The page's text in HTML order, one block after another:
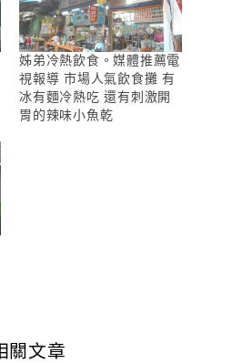
姊弟冷熱飲食。媒體推薦電
視報導 市場人氣飲食攤 有
冰有麵冷熱吃 還有刺激開
胃的辣味小魚乾
關文章